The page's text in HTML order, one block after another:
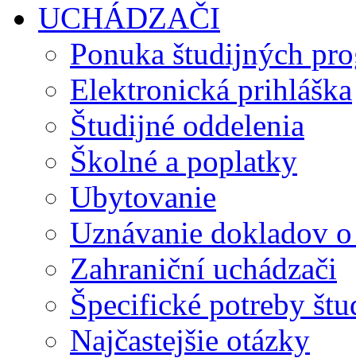
UCHÁDZAČI
Ponuka študijných
Elektronická prihláška
Študijné oddelenia
Školné a poplatky
Ubytovanie
Uznávanie dokladov
Zahraniční uchádzači
Špecifické potreby
Najčastejšie otázky